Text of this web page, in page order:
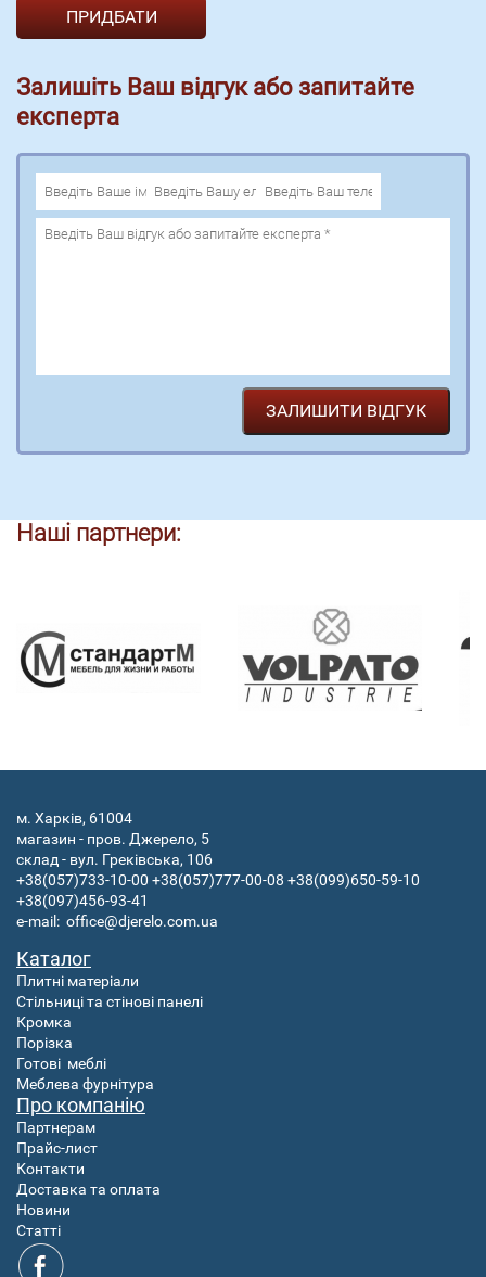
Залишіть Ваш відгук або запитайте
експерта
Наші партнери:
м. Харків, 61004
магазин - пров. Джерело, 5
склад - вул. Греківська, 106
+38(057)733-10-00 +38(057)777-00-08 +38(099)650-59-10
+38(097)456-93-41
e-mail: office@djerelo.com.ua
Каталог
Плитні матеріали
Стільниці та стінові панелі
Кромка
Порізка
Готові меблі
Меблева фурнітура
Про компанію
Партнерам
Прайс-лист
Контакти
Доставка та оплата
Новини
Статті